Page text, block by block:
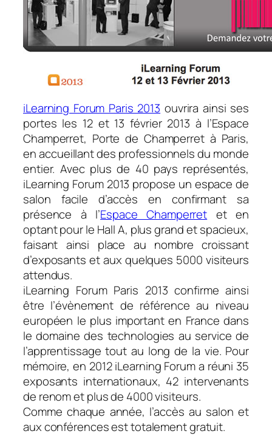
iLearning Forum Paris 2013 ouvrira ainsi ses
portes les 12 et 13 février 2013 à l’Espace
Champerret, Porte de Champerret à Paris,
en accueillant des professionnels du monde
entier. Avec plus de 40 pays représentés,
iLearning Forum 2013 propose un espace de
salon facile d’accès en confirmant sa
présence à l’Espace Champerret et en
optant pour le Hall A, plus grand et spacieux,
faisant ainsi place au nombre croissant
d’exposants et aux quelques 5000 visiteurs
attendus.
iLearning Forum Paris 2013 confirme ainsi
être l’évènement de référence au niveau
européen le plus important en France dans
le domaine des technologies au service de
l’apprentissage tout au long de la vie. Pour
mémoire, en 2012 iLearning Forum a réuni 35
exposants internationaux, 42 intervenants
de renom et plus de 4000 visiteurs.
Comme chaque année, l’accès au salon et
aux conférences est totalement gratuit.